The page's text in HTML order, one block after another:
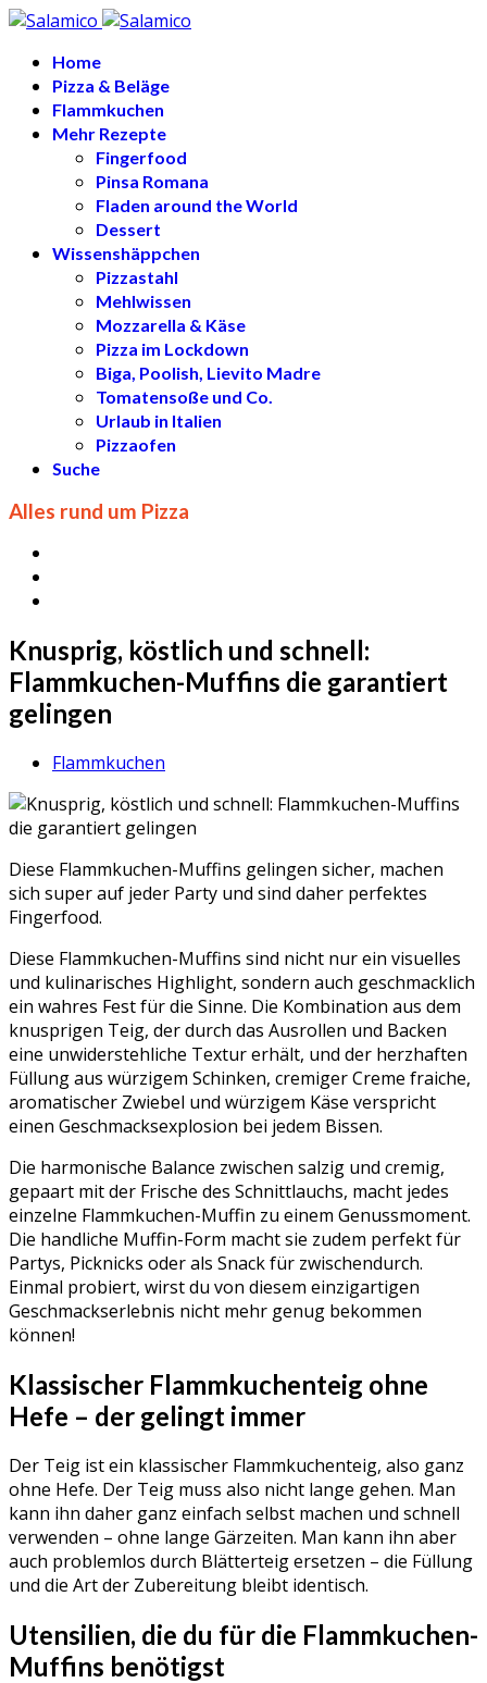
Home
Pizza & Beläge
Flammkuchen
Mehr Rezepte
Fingerfood
Pinsa Romana
Fladen around the World
Dessert
Wissenshäppchen
Pizzastahl
Mehlwissen
Mozzarella & Käse
Pizza im Lockdown
Biga, Poolish, Lievito Madre
Tomatensoße und Co.
Urlaub in Italien
Pizzaofen
Suche
Alles rund um Pizza
Knusprig, köstlich und schnell:
Flammkuchen-Muffins die garantiert
gelingen
Flammkuchen
Diese Flammkuchen-Muffins gelingen sicher, machen
sich super auf jeder Party und sind daher perfektes
Fingerfood.
Diese Flammkuchen-Muffins sind nicht nur ein visuelles
und kulinarisches Highlight, sondern auch geschmacklich
ein wahres Fest für die Sinne. Die Kombination aus dem
knusprigen Teig, der durch das Ausrollen und Backen
eine unwiderstehliche Textur erhält, und der herzhaften
Füllung aus würzigem Schinken, cremiger Creme fraiche,
aromatischer Zwiebel und würzigem Käse verspricht
einen Geschmacksexplosion bei jedem Bissen.
Die harmonische Balance zwischen salzig und cremig,
gepaart mit der Frische des Schnittlauchs, macht jedes
einzelne Flammkuchen-Muffin zu einem Genussmoment.
Die handliche Muffin-Form macht sie zudem perfekt für
Partys, Picknicks oder als Snack für zwischendurch.
Einmal probiert, wirst du von diesem einzigartigen
Geschmackserlebnis nicht mehr genug bekommen
können!
Klassischer Flammkuchenteig ohne
Hefe – der gelingt immer
Der Teig ist ein klassischer Flammkuchenteig, also ganz
ohne Hefe. Der Teig muss also nicht lange gehen. Man
kann ihn daher ganz einfach selbst machen und schnell
verwenden – ohne lange Gärzeiten. Man kann ihn aber
auch problemlos durch Blätterteig ersetzen – die Füllung
und die Art der Zubereitung bleibt identisch.
Utensilien, die du für die Flammkuchen-
Muffins benötigst